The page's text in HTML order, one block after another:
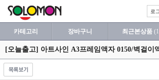
로
카테고리 장바구니 최근본상품
[오늘출고] 아트사인 A3프레임액자 0150/벽걸